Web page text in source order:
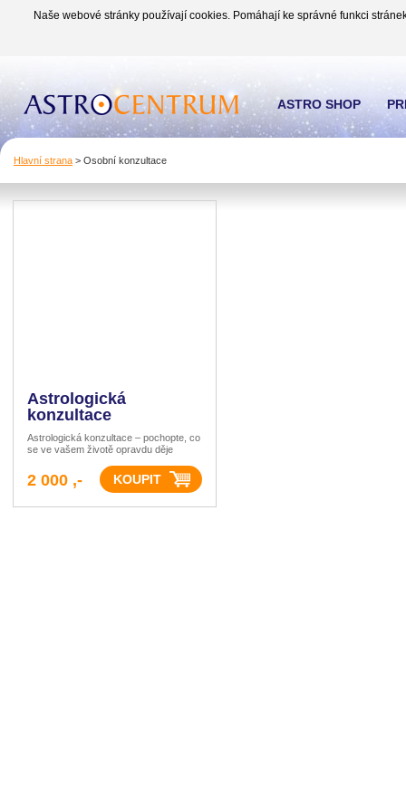
Naše webové stránky používají cookies. Pomáhají ke správné funkci
Hlavní strana > Osobní konzultace
Astrologická
konzultace
Astrologická konzultace – pochopte, co
se ve vašem životě opravdu děje
2 000 ,-
ASTRO SHOP